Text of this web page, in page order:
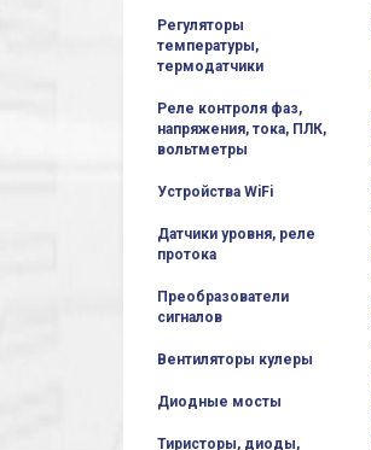
Регуляторы
температуры,
термодатчики
Реле контроля фаз,
напряжения, тока, ПЛК,
вольтметры
Устройства WiFi
Датчики уровня, реле
протока
Преобразователи
сигналов
Вентиляторы кулеры
Диодные мосты
Тиристоры, диоды,